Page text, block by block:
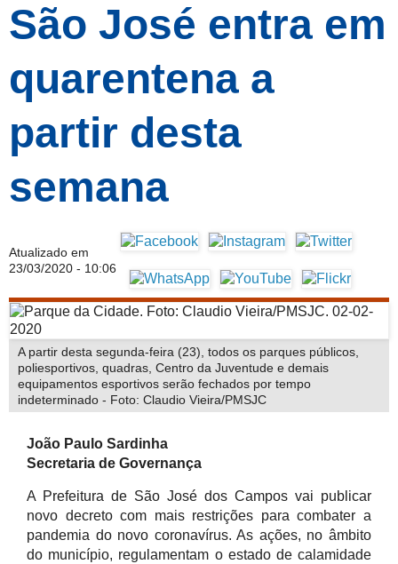
São José entra em
quarentena a
partir desta
semana
Atualizado em
23/03/2020 - 10:06
A partir desta segunda-feira (23), todos os parques públicos,
poliesportivos, quadras, Centro da Juventude e demais
equipamentos esportivos serão fechados por tempo
indeterminado - Foto: Claudio Vieira/PMSJC
João Paulo Sardinha
Secretaria de Governança
A Prefeitura de São José dos Campos vai publicar
novo decreto com mais restrições para combater a
pandemia do novo coronavírus. As ações, no âmbito
do município, regulamentam o estado de calamidade